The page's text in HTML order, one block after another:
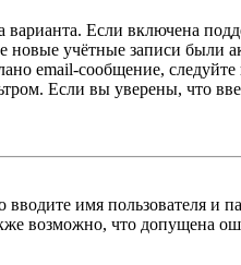
Если включена
учётные записи были
email-сообщение,
Если вы уверены, что
имя пользователя и
возможно, что допущена